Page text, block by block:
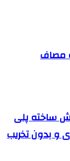
مصاف
ساخته پلی
و بدون تخریب